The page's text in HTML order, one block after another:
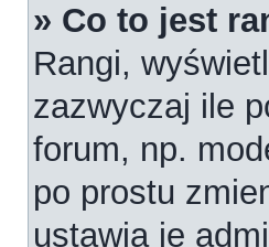
» Co to jest
Rangi,
zazwyczaj ile
forum, np.
po prostu
ustawia je